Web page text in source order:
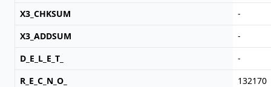
X3_CHKSUM
-
X3_ADDSUM
-
D_E_L_E_T_
-
R_E_C_N_O_
132170